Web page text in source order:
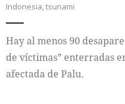
Indonesia,tsunami
Hay al menos 90
de víctimas” enterradas
afectada de Palu.